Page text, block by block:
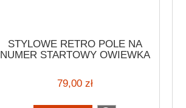
STYLOWE RETRO POLE NA
NUMER STARTOWY OWIEWKA
STARTOWY VINTAGE ENDURO
MOTOCROSS SCRAMBLER
79,00 zł